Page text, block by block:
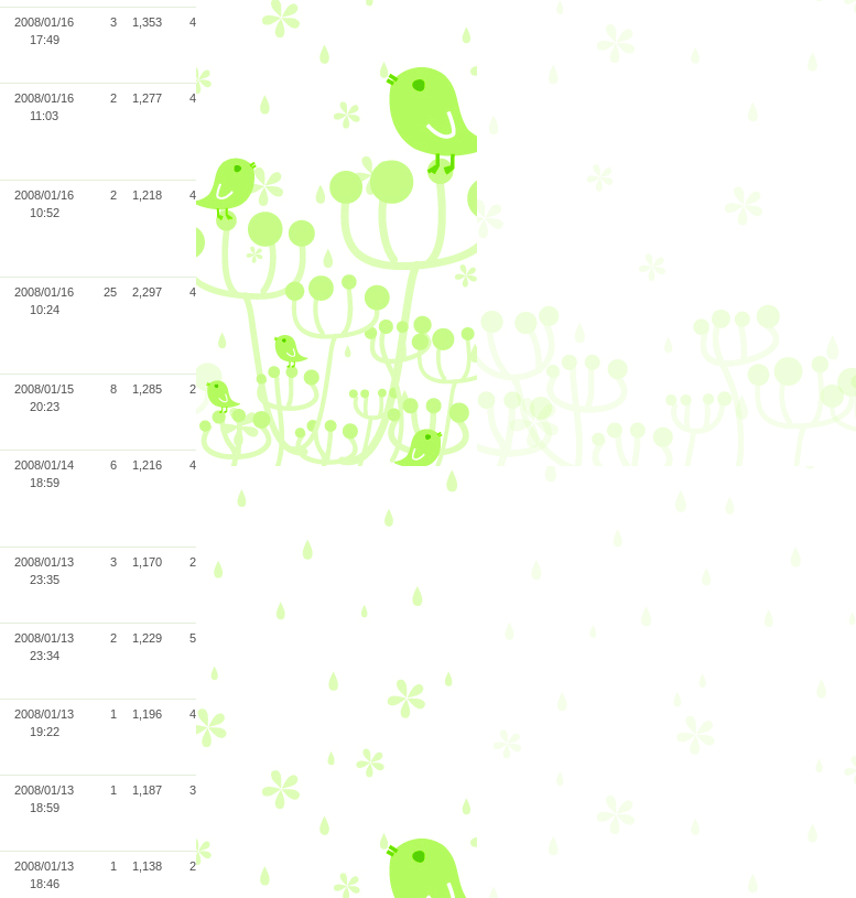
2008/01/16
17:49
3 1,353 4
2008/01/16
11:03
2 1,277 4
2008/01/16
10:52
2 1,218 4
2008/01/16
10:24
25 2,297 4
2008/01/15
20:23
8 1,285 2
2008/01/14
18:59
6 1,216 4
2008/01/13
23:35
3 1,170 2
2008/01/13
23:34
2 1,229 5
2008/01/13
19:22
1 1,196 4
2008/01/13
18:59
1 1,187 3
2008/01/13
18:46
1 1,138 2